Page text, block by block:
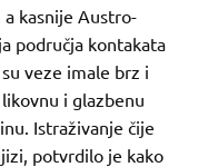
a kasnije Austro-
područja kontakata
veze imale brz i
i glazbenu
Istraživanje čije
potvrdilo je kako